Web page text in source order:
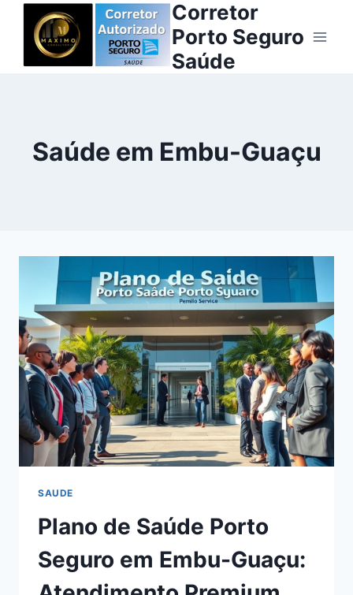
Corretor
Porto Seguro
Saúde
Saúde em Embu-Guaçu
SAUDE
Plano de Saúde Porto
Seguro em Embu-Guaçu: